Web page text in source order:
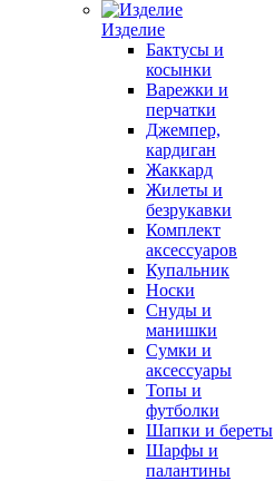
Изделие
Бактусы и
косынки
Варежки и
перчатки
Джемпер,
кардиган
Жаккард
Жилеты и
безрукавки
Комплект
аксессуаров
Купальник
Носки
Снуды и
манишки
Сумки и
аксессуары
Топы и
футболки
Шапки и береты
Шарфы и
палантины